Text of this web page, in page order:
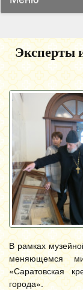
Эксперты
В рамках
меняющемся
«Саратовская
города».